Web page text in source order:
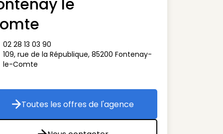
le
téléphone
02 28 13 03 90
adresse
109, rue de la République, 85200 Fontenay-
le-Comte
Toutes les offres de l'agence
Toutes les offres de l'agence